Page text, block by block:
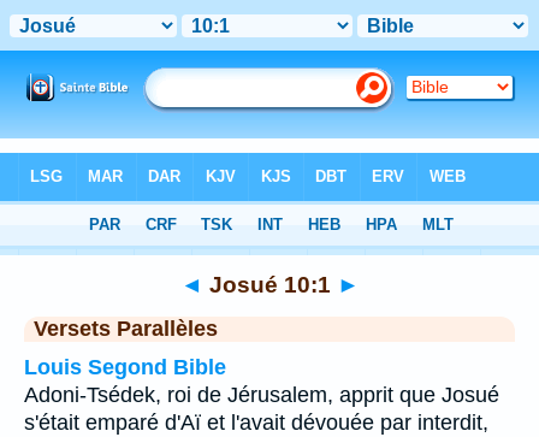
Chapitre 10> Verset 1
◄ Josué 10:1 ►
Versets Parallèles
Louis Segond Bible
Adoni-Tsédek, roi de Jérusalem, apprit que Josué
s'était emparé d'Aï et l'avait dévouée par interdit,